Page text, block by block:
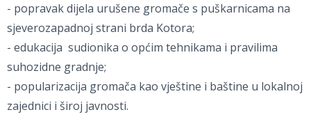
- popravak dijela urušene gromače s puškarnicama na
sjeverozapadnoj strani brda Kotora;
- edukacija sudionika o općim tehnikama i pravilima
suhozidne gradnje;
- popularizacija gromača kao vještine i baštine u lokalnoj
zajednici i široj javnosti.